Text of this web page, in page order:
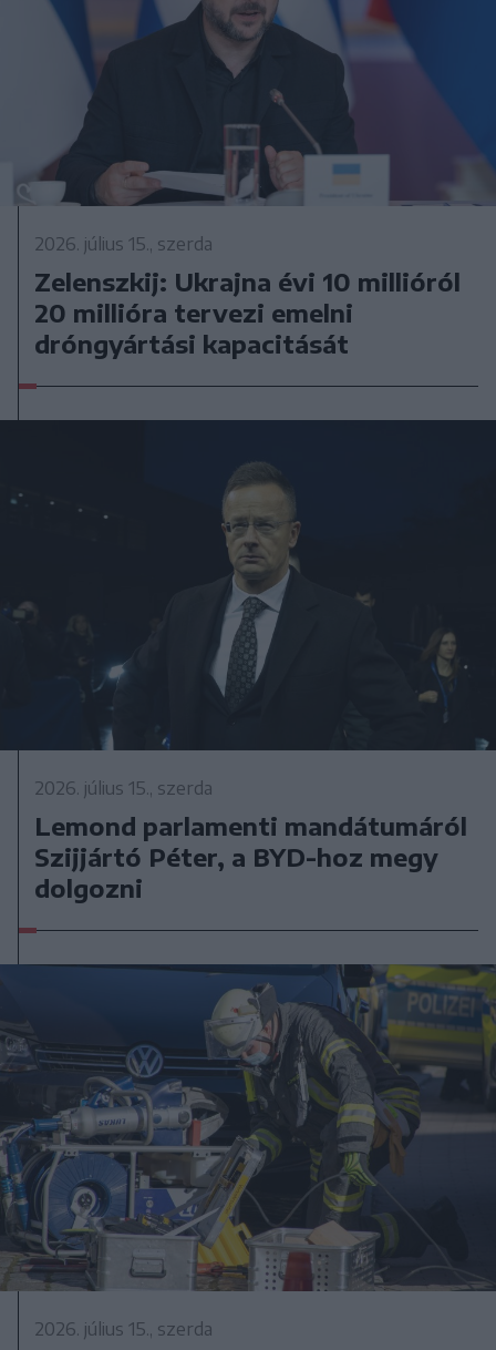
2026. július 15., szerda
Zelenszkij: Ukrajna évi 10 millióról
20 millióra tervezi emelni
dróngyártási kapacitását
2026. július 15., szerda
Lemond parlamenti mandátumáról
Szijjártó Péter, a BYD-hoz megy
dolgozni
2026. július 15., szerda